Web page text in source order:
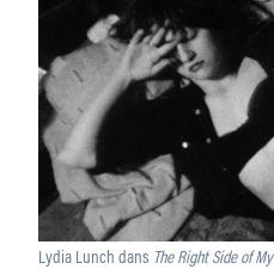
Lydia Lunch dans The Right Side of